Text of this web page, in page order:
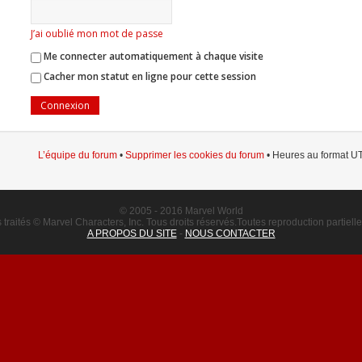
J’ai oublié mon mot de passe
Me connecter automatiquement à chaque visite
Cacher mon statut en ligne pour cette session
L’équipe du forum • Supprimer les cookies du forum • Heures au format
© 2005 - 2016 Marvel World
© Marvel Characters, Inc. Tous droits réservés.Toutes reproduction
A PROPOS DU SITE- NOUS CONTACTER